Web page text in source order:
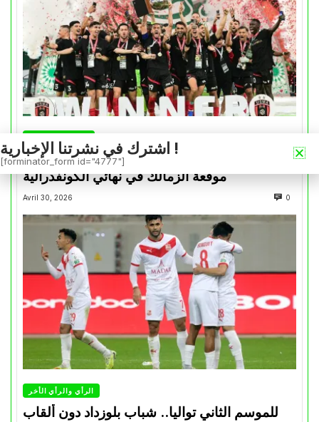
التتويج بالكأس.. دفعة معنوية لإتحاد العاصمة قبل
موقعة الزمالك في نهائي الكونفدرالية
Avril 30, 2026 0
الرأي والرأي الأخر
للموسم الثاني تواليا.. شباب بلوزداد دون ألقاب
اشترك في نشرتنا الإخبارية !
[forminator_form id="4777"]